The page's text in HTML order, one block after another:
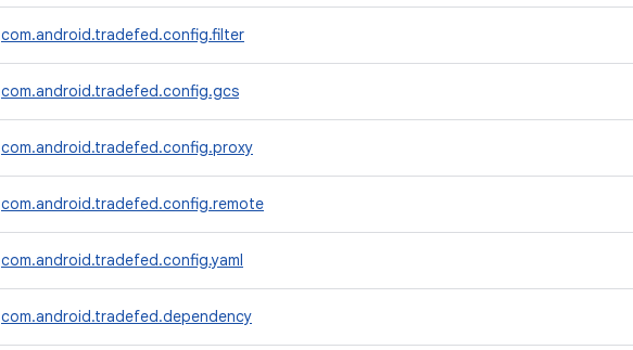
com.android.tradefed.config.filter
com.android.tradefed.config.gcs
com.android.tradefed.config.proxy
com.android.tradefed.config.remote
com.android.tradefed.config.yaml
com.android.tradefed.dependency